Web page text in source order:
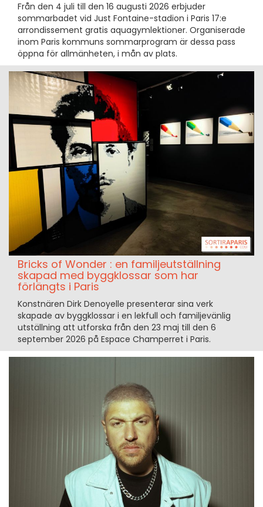
Från den 4 juli till den 16 augusti 2026 erbjuder
sommarbadet vid Just Fontaine-stadion i Paris 17:e
arrondissement gratis aquagymlektioner. Organiserade
inom Paris kommuns sommarprogram är dessa pass
öppna för allmänheten, i mån av plats.
Bricks of Wonder : en familjeutställning
skapad med byggklossar som har
förlängts i Paris
Konstnären Dirk Denoyelle presenterar sina verk
skapade av byggklossar i en lekfull och familjevänlig
utställning att utforska från den 23 maj till den 6
september 2026 på Espace Champerret i Paris.